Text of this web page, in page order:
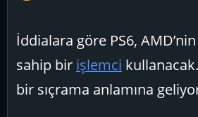
İddialara göre PS6,
sahip bir işlemci
bir sıçrama anlamına